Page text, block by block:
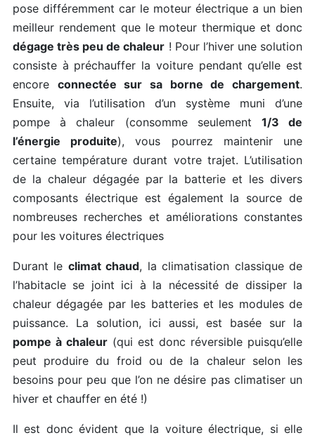
pose différemment car le moteur électrique a un bien
meilleur rendement que le moteur thermique et donc
dégage très peu de chaleur ! Pour l’hiver une solution
consiste à préchauffer la voiture pendant qu’elle est
encore connectée sur sa borne de chargement.
Ensuite, via l’utilisation d’un système muni d’une
pompe à chaleur (consomme seulement 1/3 de
l’énergie produite), vous pourrez maintenir une
certaine température durant votre trajet. L’utilisation
de la chaleur dégagée par la batterie et les divers
composants électrique est également la source de
nombreuses recherches et améliorations constantes
pour les voitures électriques
Durant le climat chaud, la climatisation classique de
l’habitacle se joint ici à la nécessité de dissiper la
chaleur dégagée par les batteries et les modules de
puissance. La solution, ici aussi, est basée sur la
pompe à chaleur (qui est donc réversible puisqu’elle
peut produire du froid ou de la chaleur selon les
besoins pour peu que l’on ne désire pas climatiser un
hiver et chauffer en été !)
Il est donc évident que la voiture électrique, si elle